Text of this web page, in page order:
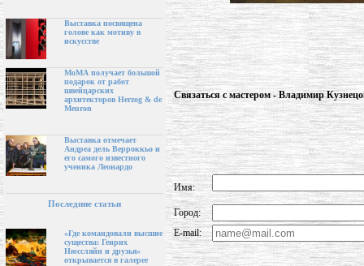
Выставка посвящена
голове как мотиву в
искусстве
МоМА получает большой
подарок от работ
швейцарских
архитекторов Herzog & de
Meuron
Выставка отмечает
Андреа дель Верроккьо и
его самого известного
ученика Леонардо
Последние статьи
«Где командовали высшие
существа: Генрих
Нюссляйн и друзья»
открывается в галерее
Связаться с мастером - Владимир
Имя:
Город:
E-mail: